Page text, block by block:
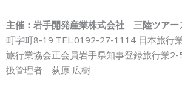
主催：岩手開発産業株式会社 三陸ツアー
町字町8-19 TEL:0192-27-1114 日本旅行
旅行業協会正会員岩手県知事登録旅行業
扱管理者 荻原 広樹